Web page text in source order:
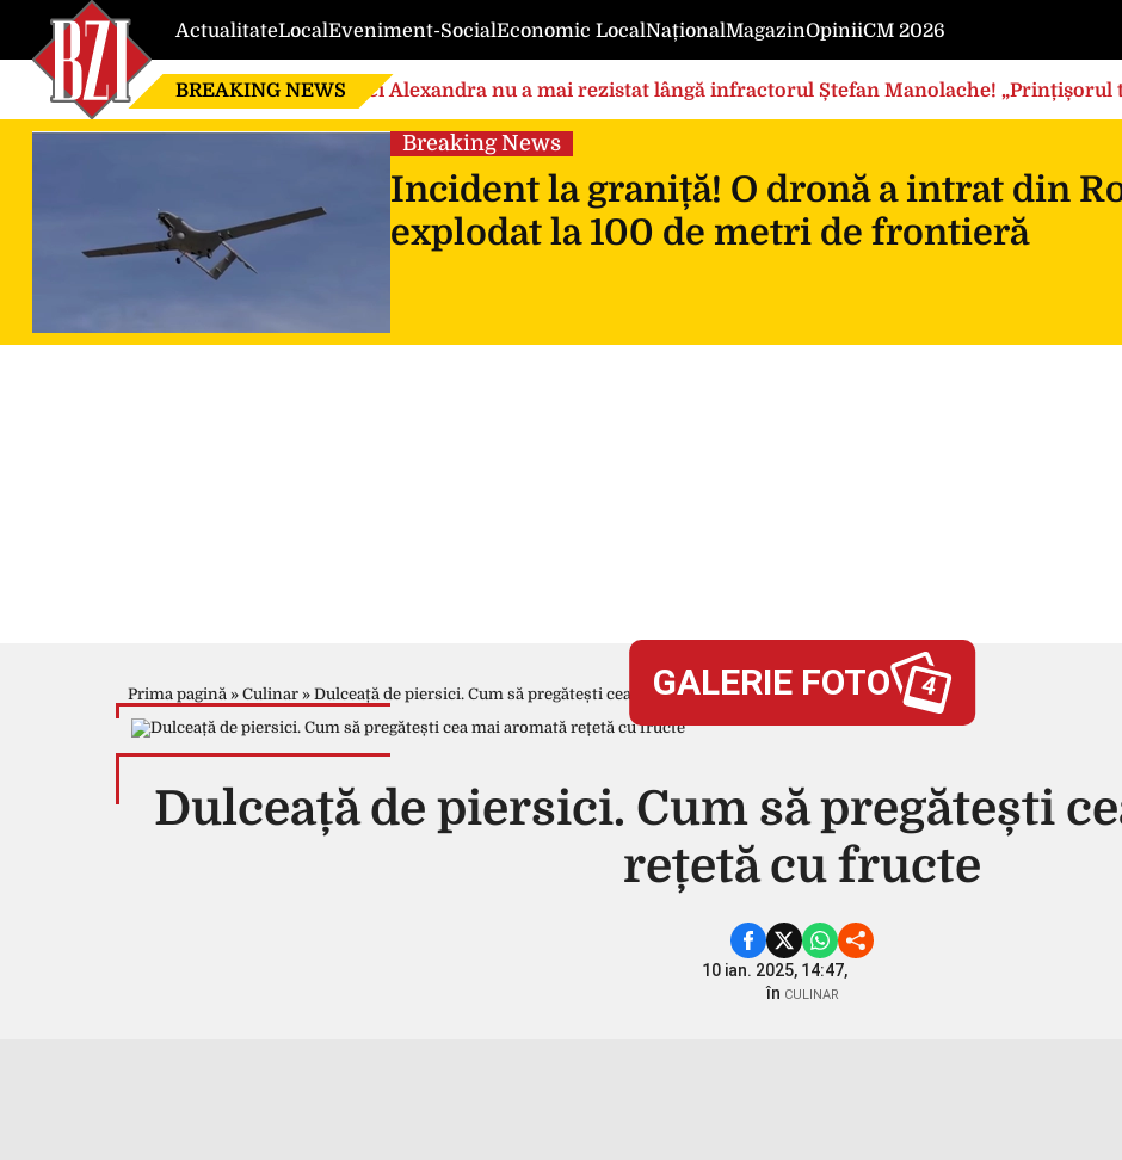
ActualitateLocalEveniment-SocialEconomic LocalNaționalMagazinOpiniiCM 2026
BREAKING NEWS Nici Alexandra nu a mai rezistat lângă infractorul Ștefan Manolache!
de căsnicie
Breaking News
Incident la graniță! O dronă a intrat din
explodat la 100 de metri de frontieră
Prima pagină » Culinar » Dulceață de piersici. Cum să pregătești cea mai aromată rețetă cu fructe
GALERIE FOTO 4
Dulceață de piersici. Cum să pregătești
rețetă cu fructe
10 ian. 2025, 14:47,
în CULINAR